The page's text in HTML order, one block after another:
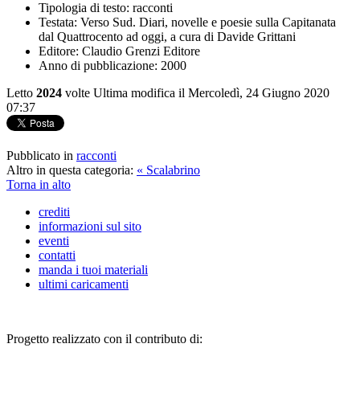
Tipologia di testo: racconti
Testata: Verso Sud. Diari, novelle e poesie sulla Capitanata
dal Quattrocento ad oggi, a cura di Davide Grittani
Editore: Claudio Grenzi Editore
Anno di pubblicazione: 2000
Letto 2024 volte Ultima modifica il Mercoledì, 24 Giugno 2020
07:37
Pubblicato in racconti
Altro in questa categoria: « Scalabrino
Torna in alto
crediti
informazioni sul sito
eventi
contatti
manda i tuoi materiali
ultimi caricamenti
Progetto realizzato con il contributo di: